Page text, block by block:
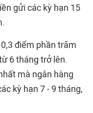
gửi các kỳ hạn 15
điểm phần trăm
6 tháng trở lên.
mà ngân hàng
kỳ hạn 7 - 9 tháng,